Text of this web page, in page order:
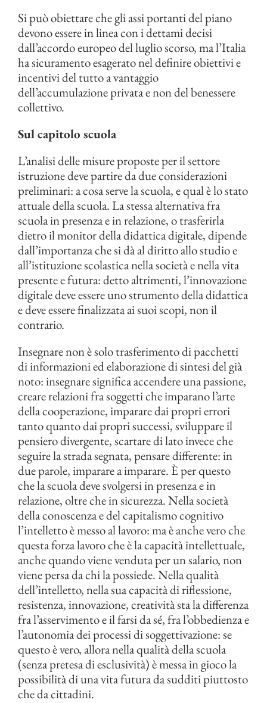
Si può obiettare che gli assi portanti del piano
devono essere in linea con i dettami decisi
dall’accordo europeo del luglio scorso, ma l’Italia
ha sicuramento esagerato nel definire obiettivi e
incentivi del tutto a vantaggio
dell’accumulazione privata e non del benessere
collettivo.
Sul capitolo scuola
L’analisi delle misure proposte per il settore
istruzione deve partire da due considerazioni
preliminari: a cosa serve la scuola, e qual è lo stato
attuale della scuola. La stessa alternativa fra
scuola in presenza e in relazione, o trasferirla
dietro il monitor della didattica digitale, dipende
dall’importanza che si dà al diritto allo studio e
all’istituzione scolastica nella società e nella vita
presente e futura: detto altrimenti, l’innovazione
digitale deve essere uno strumento della didattica
e deve essere finalizzata ai suoi scopi, non il
contrario.
Insegnare non è solo trasferimento di pacchetti
di informazioni ed elaborazione di sintesi del già
noto: insegnare significa accendere una passione,
creare relazioni fra soggetti che imparano l’arte
della cooperazione, imparare dai propri errori
tanto quanto dai propri successi, sviluppare il
pensiero divergente, scartare di lato invece che
seguire la strada segnata, pensare differente: in
due parole, imparare a imparare. È per questo
che la scuola deve svolgersi in presenza e in
relazione, oltre che in sicurezza. Nella società
della conoscenza e del capitalismo cognitivo
l’intelletto è messo al lavoro: ma è anche vero che
questa forza lavoro che è la capacità intellettuale,
anche quando viene venduta per un salario, non
viene persa da chi la possiede. Nella qualità
dell’intelletto, nella sua capacità di riflessione,
resistenza, innovazione, creatività sta la differenza
fra l’asservimento e il farsi da sé, fra l’obbedienza e
l’autonomia dei processi di soggettivazione: se
questo è vero, allora nella qualità della scuola
(senza pretesa di esclusività) è messa in gioco la
possibilità di una vita futura da sudditi piuttosto
che da cittadini.